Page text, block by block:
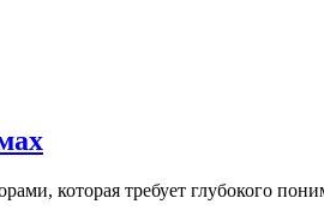
которая требует глубокого